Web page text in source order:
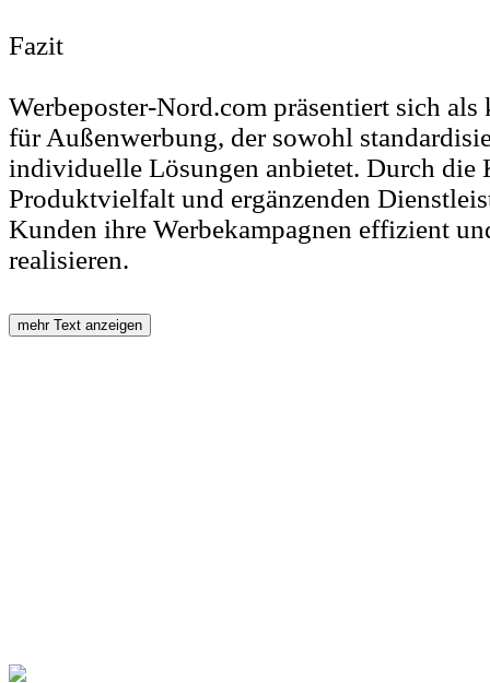
Fazit
Werbeposter-Nord.com präsentiert sich als
für Außenwerbung, der sowohl
individuelle Lösungen anbietet. Durch die
Produktvielfalt und ergänzenden
Kunden ihre Werbekampagnen effizient
realisieren.
mehr Text anzeigen